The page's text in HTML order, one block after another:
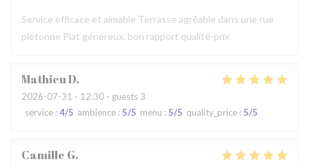
Service efficace et aimable Terrasse agréable dans une rue
piétonne Plat généreux, bon rapport qualité-prix
MathieuD
2026-07-31 - 12:30 - guests 3
service : 4/5 ambience : 5/5 menu : 5/5 quality_price : 5/5
Camille G